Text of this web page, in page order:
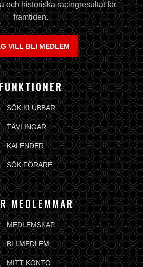
och historiska racingresultat för
framtiden.
VILL BLI MEDLEM
SÖK KLUBBAR
TÄVLINGAR
KALENDER
SÖK FÖRARE
MEDLEMMAR
MEDLEMSKAP
BLI MEDLEM
MITT KONTO